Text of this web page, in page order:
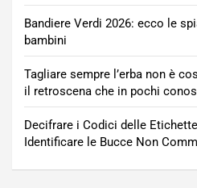
Bandiere Verdi 2026: ecco le
bambini
Tagliare sempre l’erba non è
il retroscena che in pochi
Decifrare i Codici delle
Identificare le Bucce Non